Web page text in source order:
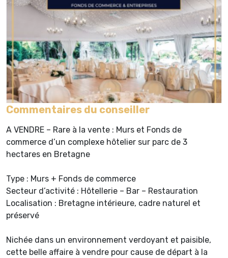
Commentaires du conseiller
A VENDRE – Rare à la vente : Murs et Fonds de
commerce d’un complexe hôtelier sur parc de 3
hectares en Bretagne
Type : Murs + Fonds de commerce
Secteur d’activité : Hôtellerie – Bar – Restauration
Localisation : Bretagne intérieure, cadre naturel et
préservé
Nichée dans un environnement verdoyant et paisible,
cette belle affaire à vendre pour cause de départ à la